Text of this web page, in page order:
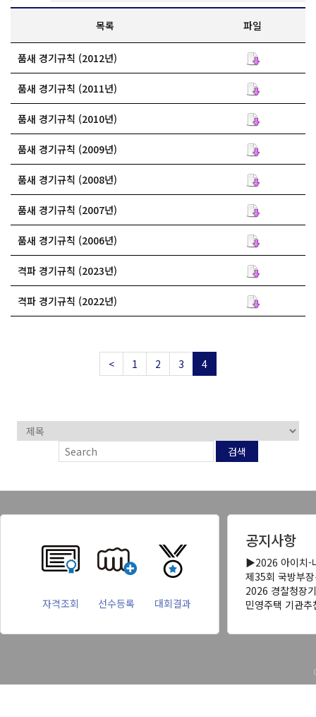
목록 파일
품새 경기규칙 (2012년)
품새 경기규칙 (2011년)
품새 경기규칙 (2010년)
품새 경기규칙 (2009년)
품새 경기규칙 (2008년)
품새 경기규칙 (2007년)
품새 경기규칙 (2006년)
격파 경기규칙 (2023년)
격파 경기규칙 (2022년)
< 1 2 3 4
검색
자격조회 선수등록 대회결과
공지사항
▶2026 아이치-
제35회 국방부
2026 경찰청장
민영주택 기관